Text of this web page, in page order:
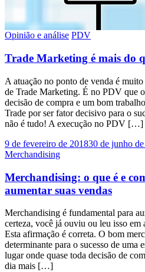
Opinião e análise PDV
Trade Marketing é mais do
A atuação no ponto de venda é
de Trade Marketing. É no PDV que
decisão de compra e um bom
Trade por ser fator decisivo para o
não é tudo! A execução no PDV […]
9 de fevereiro de 201830 de junho
Merchandising
Merchandising: o que é e
aumentar suas vendas
Merchandising é fundamental para
certeza, você já ouviu ou leu isso em
Esta afirmação é correta. O bom
determinante para o sucesso de uma
lugar onde quase toda decisão de
dia mais […]